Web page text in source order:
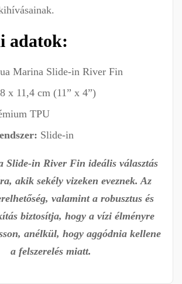
adatok:
Marina Slide-in River Fin
x 11,4 cm (11” x 4”)
TPU
Slide-in
Slide-in River Fin ideális választás
akik sekély vizeken eveznek. Az
valamint a robusztus és
biztosítja, hogy a vízi élményre
anélkül, hogy aggódnia kellene
a felszerelés miatt.